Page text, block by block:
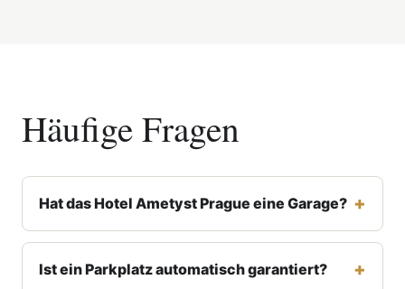
Häufige Fragen
Hat das Hotel Ametyst Prague eine Garage?
Ist ein Parkplatz automatisch garantiert?